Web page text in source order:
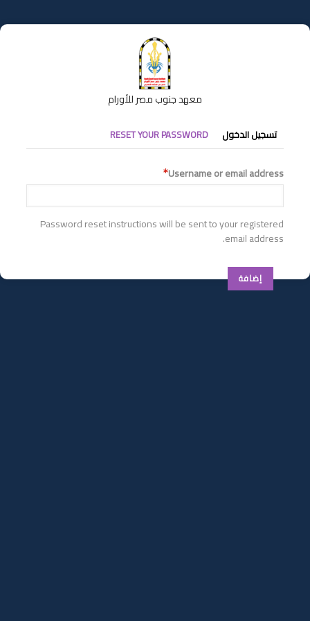
إلى
المحتوى
معهد جنوب مصر للأورام
التبويبات
الأساسية
تسجيل الدخول RESET YOUR PASSWORD
Username or email address
Password reset instructions will be sent to your registered
email address.